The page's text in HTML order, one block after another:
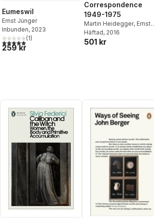
Eumeswil
Ernst Jünger
Inbunden, 2023
5,0utav 5 stjärnor. Totalt antal röster:
(1)
259 kr
Correspondence
1949-1975
Martin Heidegger, Ernst
Jünger, Richard Polt
Häftad, 2016
501 kr